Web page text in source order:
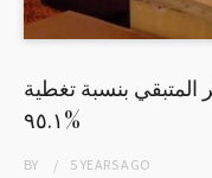
المتبقي بنسبة تغطية
٩٥.١%
BY 5 YEARSAGO